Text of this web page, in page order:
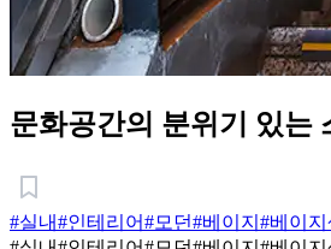
문화공간의 분위기 있는
#실내#인테리어#모던#베이지 #베이지